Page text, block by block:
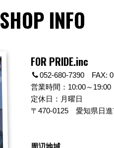
SHOP INFO
FOR PRIDE.inc
052-680-7390 FAX:
営業時間：10:00～19:00
定休日：月曜日
〒470-0125 愛知県日